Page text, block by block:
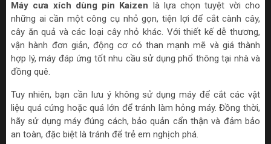
Máy cưa xích dùng pin Kaizen là lựa chọn tuyệt vời cho
những ai cần một công cụ nhỏ gọn, tiện lợi để cắt cành cây,
cây ăn quả và các loại cây nhỏ khác. Với thiết kế dễ thương,
vận hành đơn giản, động cơ có than mạnh mẽ và giá thành
hợp lý, máy đáp ứng tốt nhu cầu sử dụng phổ thông tại nhà và
đồng quê.
Tuy nhiên, bạn cần lưu ý không sử dụng máy để cắt các vật
liệu quá cứng hoặc quá lớn để tránh làm hỏng máy. Đồng thời,
hãy sử dụng máy đúng cách, bảo quản cẩn thận và đảm bảo
an toàn, đặc biệt là tránh để trẻ em nghịch phá.